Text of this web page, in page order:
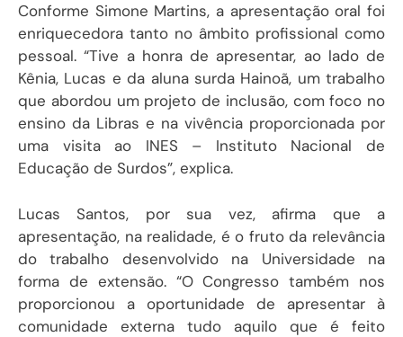
Conforme Simone Martins, a apresentação oral foi
enriquecedora tanto no âmbito profissional como
pessoal. “Tive a honra de apresentar, ao lado de
Kênia, Lucas e da aluna surda Hainoã, um trabalho
que abordou um projeto de inclusão, com foco no
ensino da Libras e na vivência proporcionada por
uma visita ao INES – Instituto Nacional de
Educação de Surdos”, explica.
Lucas Santos, por sua vez, afirma que a
apresentação, na realidade, é o fruto da relevância
do trabalho desenvolvido na Universidade na
forma de extensão. “O Congresso também nos
proporcionou a oportunidade de apresentar à
comunidade externa tudo aquilo que é feito